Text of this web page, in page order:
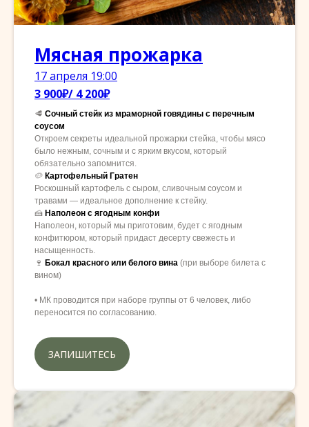
Мясная прожарка
17 апреля 19:00
3 900₽/ 4 200₽
🥩 Сочный стейк из мраморной говядины с перечным
соусом
Откроем секреты идеальной прожарки стейка, чтобы мясо
было нежным, сочным и с ярким вкусом, который
обязательно запомнится.
🥔 Картофельный Гратен
Роскошный картофель с сыром, сливочным соусом и
травами — идеальное дополнение к стейку.
🍰 Наполеон с ягодным конфи
Наполеон, который мы приготовим, будет с ягодным
конфитюром, который придаст десерту свежесть и
насыщенность.
🍷 Бокал красного или белого вина (при выборе билета с
вином)
• МК проводится при наборе группы от 6 человек, либо
переносится по согласованию.
ЗАПИШИТЕСЬ